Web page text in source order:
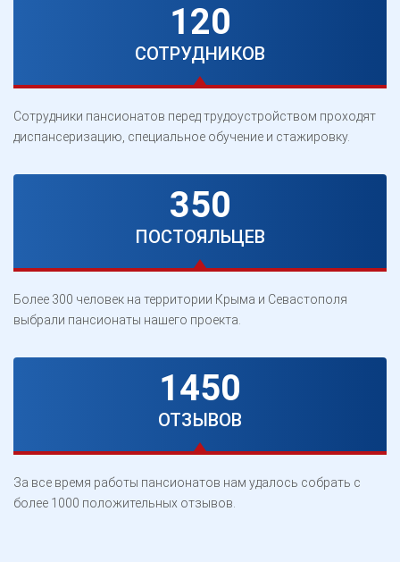
120
СОТРУДНИКОВ
Сотрудники пансионатов перед трудоустройством проходят
диспансеризацию, специальное обучение и стажировку.
350
ПОСТОЯЛЬЦЕВ
Более 300 человек на территории Крыма и Севастополя
выбрали пансионаты нашего проекта.
1450
ОТЗЫВОВ
За все время работы пансионатов нам удалось собрать с
более 1000 положительных отзывов.